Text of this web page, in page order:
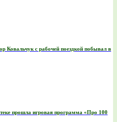
Ковальчук с рабочей поездкой побывал в
прошла игровая программа «Про 100